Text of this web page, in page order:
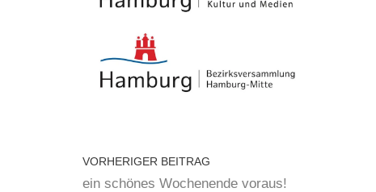
VORHERIGER BEITRAG
ein schönes Wochenende voraus!